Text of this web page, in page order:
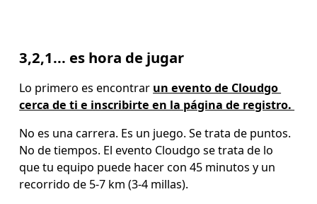
3,2,1... es hora de jugar
Lo primero es encontrar un evento de Cloudgo
cerca de ti e inscribirte en la página de registro.
No es una carrera. Es un juego. Se trata de puntos.
No de tiempos. El evento Cloudgo se trata de lo
que tu equipo puede hacer con 45 minutos y un
recorrido de 5-7 km (3-4 millas).